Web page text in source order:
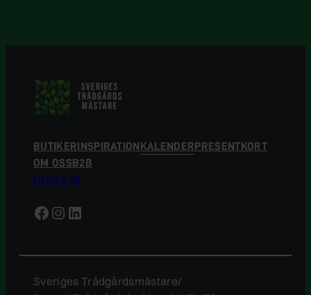
BUTIKER INSPIRATION KALENDER PRESENTKORT
OM OSS B2B
LOGGA IN
Facebook
Instagram
LinkedIn
Sveriges Trädgårdsmästare/